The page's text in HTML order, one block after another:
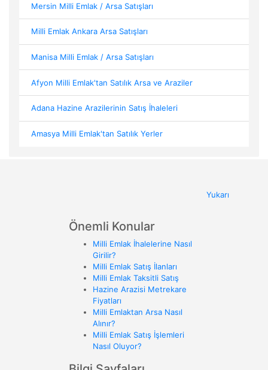
Mersin Milli Emlak / Arsa Satışları
Milli Emlak Ankara Arsa Satışları
Manisa Milli Emlak / Arsa Satışları
Afyon Milli Emlak'tan Satılık Arsa ve Araziler
Adana Hazine Arazilerinin Satış İhaleleri
Amasya Milli Emlak'tan Satılık Yerler
Yukarı
Önemli Konular
Milli Emlak İhalelerine Nasıl
Girilir?
Milli Emlak Satış İlanları
Milli Emlak Taksitli Satış
Hazine Arazisi Metrekare
Fiyatları
Milli Emlaktan Arsa Nasıl
Alınır?
Milli Emlak Satış İşlemleri
Nasıl Oluyor?